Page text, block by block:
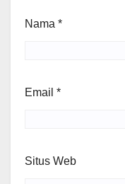
Nama *
Email *
Situs Web